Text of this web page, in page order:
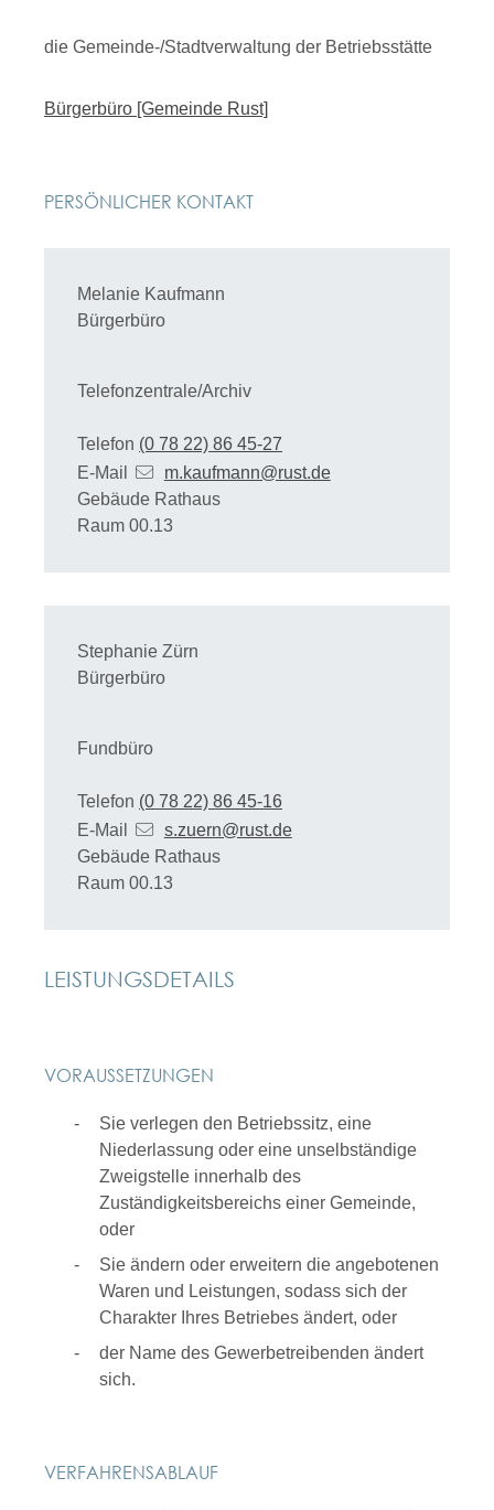
die Gemeinde-/Stadtverwaltung der Betriebsstätte
Bürgerbüro [Gemeinde Rust]
PERSÖNLICHER KONTAKT
Melanie Kaufmann
Bürgerbüro
Telefonzentrale/Archiv
Telefon (0 78 22) 86 45-27
E-Mail
m.kaufmann@rust.de
Gebäude Rathaus
Raum 00.13
Stephanie Zürn
Bürgerbüro
Fundbüro
Telefon (0 78 22) 86 45-16
E-Mail
s.zuern@rust.de
Gebäude Rathaus
Raum 00.13
LEISTUNGSDETAILS
VORAUSSETZUNGEN
Sie verlegen den Betriebssitz, eine
Niederlassung oder eine unselbständige
Zweigstelle innerhalb des
Zuständigkeitsbereichs einer Gemeinde,
oder
Sie ändern oder erweitern die angebotenen
Waren und Leistungen, sodass sich der
Charakter Ihres Betriebes ändert, oder
der Name des Gewerbetreibenden ändert
sich.
VERFAHRENSABLAUF